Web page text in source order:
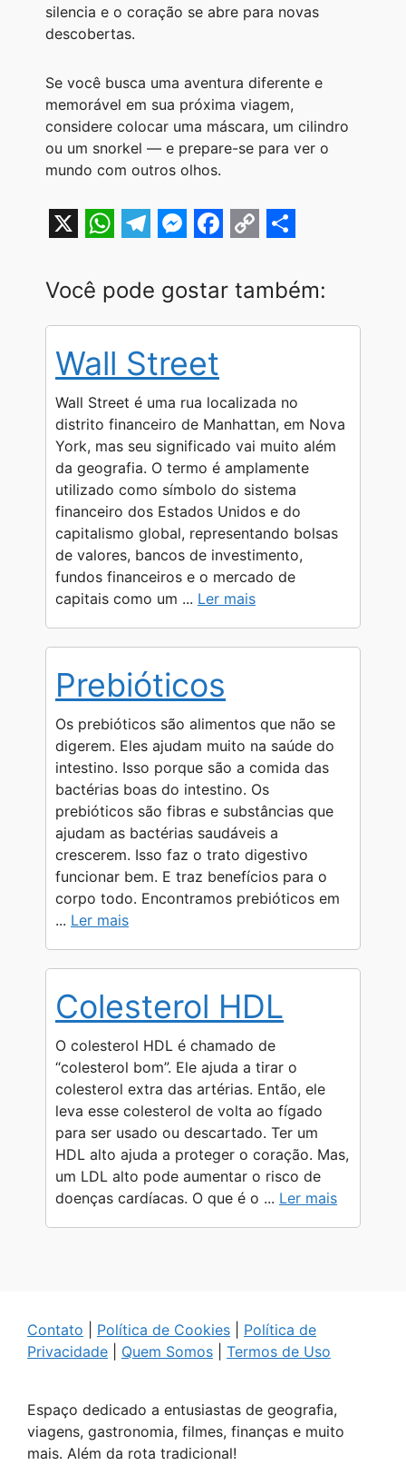
silencia e o coração se abre para novas
descobertas.
Se você busca uma aventura diferente e
memorável em sua próxima viagem,
considere colocar uma máscara, um cilindro
ou um snorkel — e prepare-se para ver o
mundo com outros olhos.
h
a
s
A
p
p
e
l
g
r
a
m
e
s
e
n
g
e
r
a
c
b
o
o
k
o
p
i
n
k
h
a
Você pode gostar também:
Wall Street
Wall Street é uma rua localizada no
distrito financeiro de Manhattan, em Nova
York, mas seu significado vai muito além
da geografia. O termo é amplamente
utilizado como símbolo do sistema
financeiro dos Estados Unidos e do
capitalismo global, representando bolsas
de valores, bancos de investimento,
fundos financeiros e o mercado de
capitais como um ... Ler mais
Prebióticos
Os prebióticos são alimentos que não se
digerem. Eles ajudam muito na saúde do
intestino. Isso porque são a comida das
bactérias boas do intestino. Os
prebióticos são fibras e substâncias que
ajudam as bactérias saudáveis a
crescerem. Isso faz o trato digestivo
funcionar bem. E traz benefícios para o
corpo todo. Encontramos prebióticos em
... Ler mais
Colesterol HDL
O colesterol HDL é chamado de
“colesterol bom”. Ele ajuda a tirar o
colesterol extra das artérias. Então, ele
leva esse colesterol de volta ao fígado
para ser usado ou descartado. Ter um
HDL alto ajuda a proteger o coração. Mas,
um LDL alto pode aumentar o risco de
doenças cardíacas. O que é o ... Ler mais
Contato Política de Cookies
Política de
Privacidade
Quem Somos Termos de Uso
Espaço dedicado a entusiastas de geografia,
viagens, gastronomia, filmes, finanças e muito
mais. Além da rota tradicional!